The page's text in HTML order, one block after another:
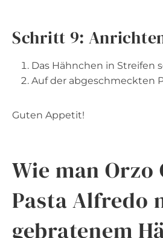
Schritt 9:
Das Hähnchen in Streifen
Auf der abgeschmeckten
Guten Appetit!
Wie man Orzo
Pasta Alfredo
gebratenem